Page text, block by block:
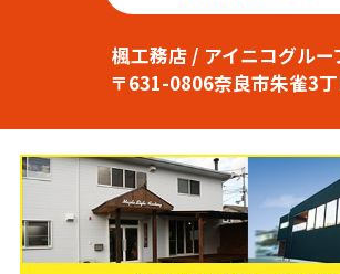
楓工務店 / アイニコグルー
〒631-0806奈良市朱雀3